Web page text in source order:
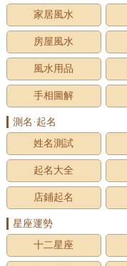
家居風水
房屋風水
風水用品
手相圖解
測名·起名
姓名測試
起名大全
店鋪起名
星座運勢
十二星座